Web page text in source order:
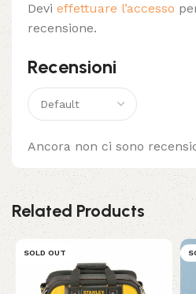
Recensioni
Ancora non ci sono
Devi effettuare l’accesso
recensione.
Related Products
SOLD OUT